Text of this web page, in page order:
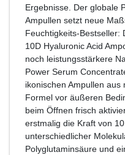
Ergebnisse. Der globale
Ampullen setzt neue
Feuchtigkeits-Bestseller:
10D Hyaluronic Acid
noch leistungsstärkere
Power Serum
ikonischen Ampullen
Formel vor äußeren
beim Öffnen frisch
erstmalig die Kraft von
unterschiedlicher
Polyglutaminsäure und